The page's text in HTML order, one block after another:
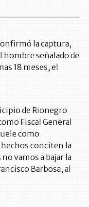
la captura,
hombre señalado de
18 meses, el
de Rionegro
Fiscal General
como
conciten la
vamos a bajar la
Barbosa, al